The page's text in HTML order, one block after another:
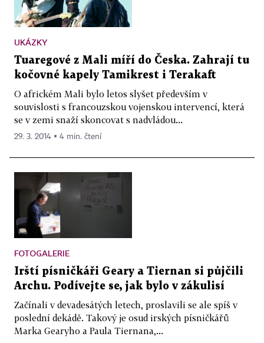
UKÁZKY
Tuaregové z Mali míří do Česka. Zahrají tu
kočovné kapely Tamikrest i Terakaft
O africkém Mali bylo letos slyšet především v
souvislosti s francouzskou vojenskou intervencí, která
se v zemi snaží skoncovat s nadvládou...
29. 3. 2014 ▪ 4 min. čtení
FOTOGALERIE
Irští písničkáři Geary a Tiernan si půjčili
Archu. Podívejte se, jak bylo v zákulisí
Začínali v devadesátých letech, proslavili se ale spíš v
poslední dekádě. Takový je osud irských písničkářů
Marka Gearyho a Paula Tiernana,...